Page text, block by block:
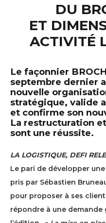
DU
ET
ACTIVITÉ
Le façonnier
septembre dernier
nouvelle
stratégique, valide
et confirme son
La restructuration
sont une réussite.
LA LOGISTIQUE, DEFI
Le pari de développer
pris par Sébastien
pour proposer à ses
répondre à une